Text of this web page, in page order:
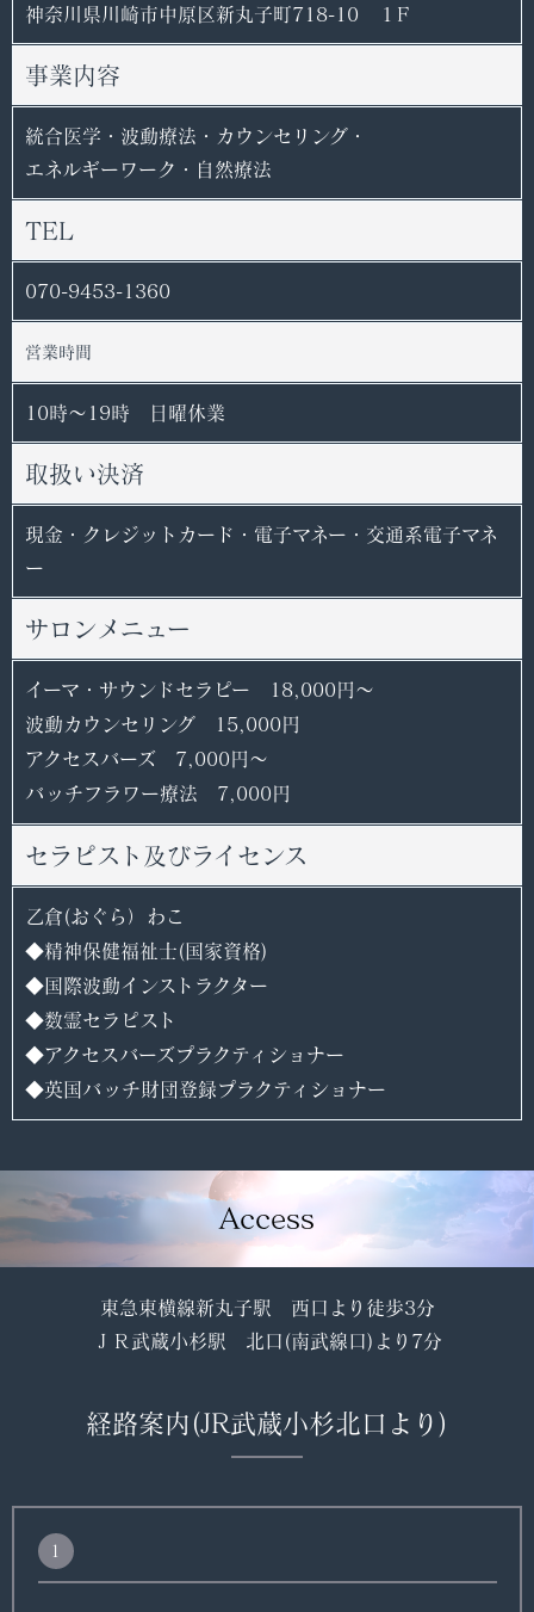
神奈川県川崎市中原区新丸子町718-10 １F
事業内容
統合医学・波動療法・カウンセリング・
エネルギーワーク・自然療法
TEL
070-9453-1360
営業時間
10時〜19時 日曜休業
取扱い決済
現金・クレジットカード・電子マネー・交通系電子マネ
ー
サロンメニュー
イーマ・サウンドセラピー 18,000円〜
波動カウンセリング 15,000円
アクセスバーズ 7,000円〜
バッチフラワー療法 7,000円
セラピスト及びライセンス
乙倉(おぐら）わこ
◆精神保健福祉士(国家資格)
◆国際波動インストラクター
◆数霊セラピスト
◆アクセスバーズプラクティショナー
◆英国バッチ財団登録プラクティショナー
Access
東急東横線新丸子駅 西口より徒歩3分
ＪＲ武蔵小杉駅 北口(南武線口)より7分
経路案内 (JR武蔵小杉北口より)
1